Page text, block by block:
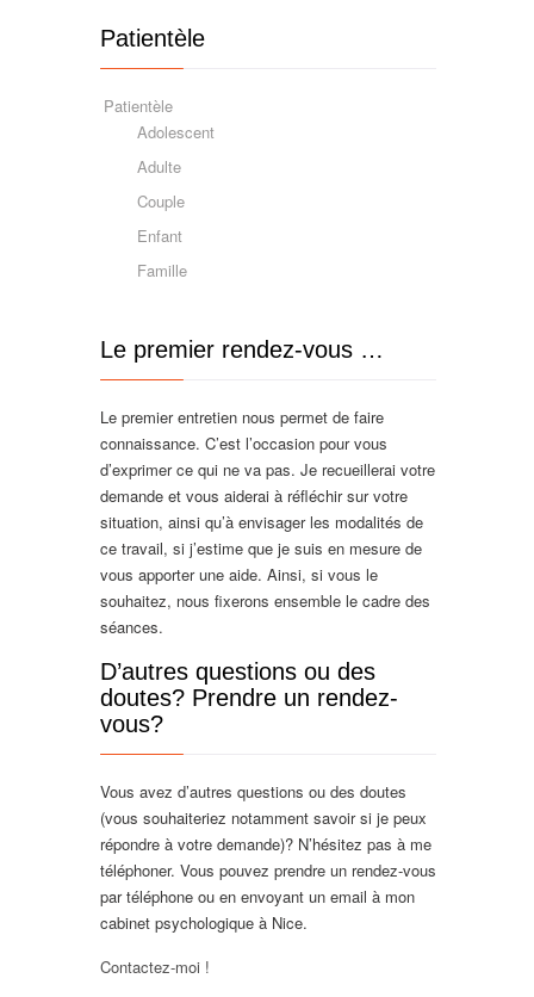
Patientèle
Patientèle
Adolescent
Adulte
Couple
Enfant
Famille
Le premier rendez-vous …
Le premier entretien nous permet de faire
connaissance. C’est l’occasion pour vous
d’exprimer ce qui ne va pas. Je recueillerai votre
demande et vous aiderai à réfléchir sur votre
situation, ainsi qu’à envisager les modalités de
ce travail, si j’estime que je suis en mesure de
vous apporter une aide. Ainsi, si vous le
souhaitez, nous fixerons ensemble le cadre des
séances.
D’autres questions ou des
doutes? Prendre un rendez-
vous?
Vous avez d’autres questions ou des doutes
(vous souhaiteriez notamment savoir si je peux
répondre à votre demande)? N’hésitez pas à me
téléphoner. Vous pouvez prendre un rendez-vous
par téléphone ou en envoyant un email à mon
cabinet psychologique à Nice.
Contactez-moi !